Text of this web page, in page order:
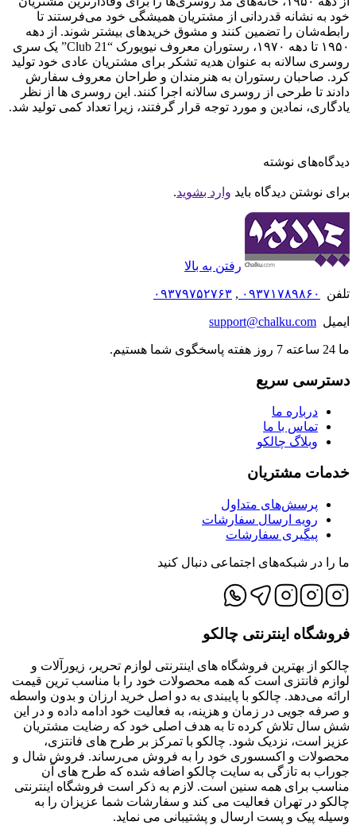
خود به نشانه قدردانی از مشتریان همیشگی خود می‌فرستند تا
رابطه‌شان را تضمین کنند و مشوق خریدهای بیشتر شوند. از دهه
۱۹۵۰ تا دهه ۱۹۷۰، رستوران معروف نیویورک “21 Club” یک سری
روسری سالانه به عنوان هدیه تشکر برای مشتریان عادی خود تولید
کرد. صاحبان رستوران به هنرمندان و طراحان معروف سفارش
دادند تا طرحی از روسری سالانه اجرا کنند. این روسری ها از نظر
یادگاری، نمادین و مورد توجه قرار گرفتند، زیرا تعداد کمی تولید شد.
دیدگاه‌های نوشته
برای نوشتن دیدگاه باید وارد بشوید.
رفتن به بالا
تلفن ۰۹۳۷۱۷۸۹۸۶۰ , ۰۹۳۷۹۷۵۲۷۶۳
ایمیل support@chalku.com
ما 24 ساعته 7 روز هفته پاسخگوی شما هستیم.
دسترسی سریع
درباره ما
تماس با ما
وبلاگ چالکو
خدمات مشتریان
پرسش‌های متداول
رویه ارسال سفارشات
پیگیری سفارشات
ما را در شبکه‌های اجتماعی دنبال کنید
فروشگاه اینترنتی چالکو
چالکو از بهترین فروشگاه های اینترنتی لوازم تحریر، زیورآلات و
لوازم فانتزی است که همه محصولات خود را با مناسب ترین قیمت
ارائه می‌دهد. چالکو با پایبندی به دو اصل خرید ارزان‌ و بدون واسطه
و صرفه جویی در زمان و هزینه، به فعالیت خود ادامه داده و در این
شش سال تلاش کرده تا به هدف اصلی خود که رضایت مشتریان
عزیز است، نزدیک شود. چالکو با تمرکز بر طرح های فانتزی،
محصولات و اکسسوری خود را به فروش می‌رساند. فروش شال و
جوراب به تازگی به سایت چالکو اضافه شده که طرح های آن
مناسب برای همه سنین است. لازم به ذکر است فروشگاه اینترنتی
چالکو در تهران فعالیت می کند و سفارشات شما عزیزان را به
وسیله پیک و پست ارسال و پشتیبانی می نماید.